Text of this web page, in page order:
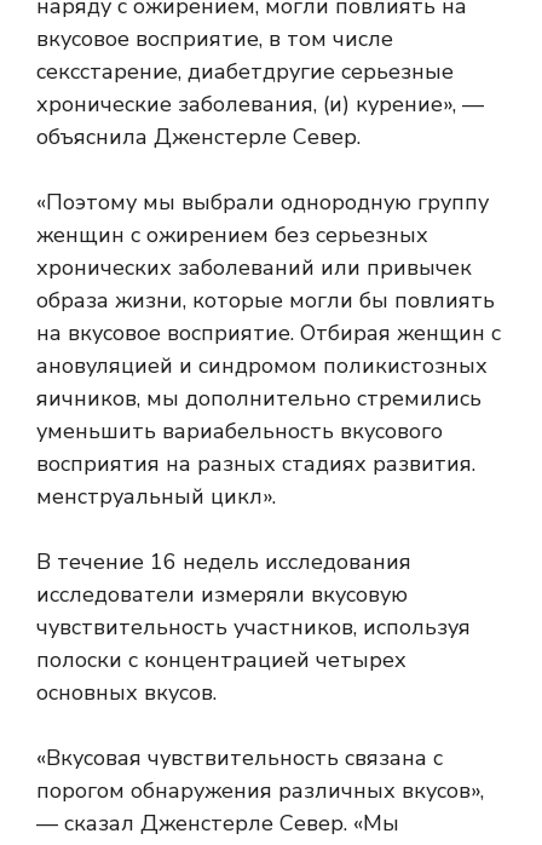
вкусовое восприятие, в том числе
сексстарение, диабетдругие серьезные
хронические заболевания, (и) курение», —
объяснила Дженстерле Север.
«Поэтому мы выбрали однородную группу
женщин с ожирением без серьезных
хронических заболеваний или привычек
образа жизни, которые могли бы повлиять
на вкусовое восприятие. Отбирая женщин с
ановуляцией и синдромом поликистозных
яичников, мы дополнительно стремились
уменьшить вариабельность вкусового
восприятия на разных стадиях развития.
менструальный цикл».
В течение 16 недель исследования
исследователи измеряли вкусовую
чувствительность участников, используя
полоски с концентрацией четырех
основных вкусов.
«Вкусовая чувствительность связана с
порогом обнаружения различных вкусов»,
— сказал Дженстерле Север. «Мы